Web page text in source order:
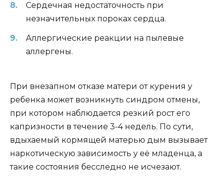
Сердечная недостаточность при
незначительных пороках сердца.
Аллергические реакции на пылевые
аллергены.
При внезапном отказе матери от курения у
ребенка может возникнуть синдром отмены,
при котором наблюдается резкий рост его
капризности в течение 3-4 недель. По сути,
вдыхаемый кормящей матерью дым вызывает
наркотическую зависимость у её младенца, а
такие состояния бесследно не исчезают.